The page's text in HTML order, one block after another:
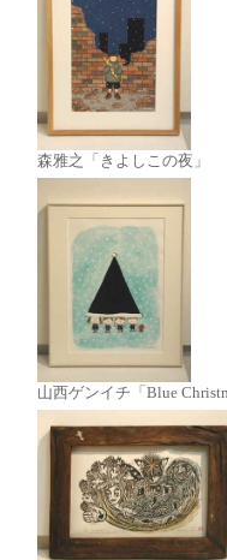
森雅之「きよしこの夜」
山西ゲンイチ「Blue